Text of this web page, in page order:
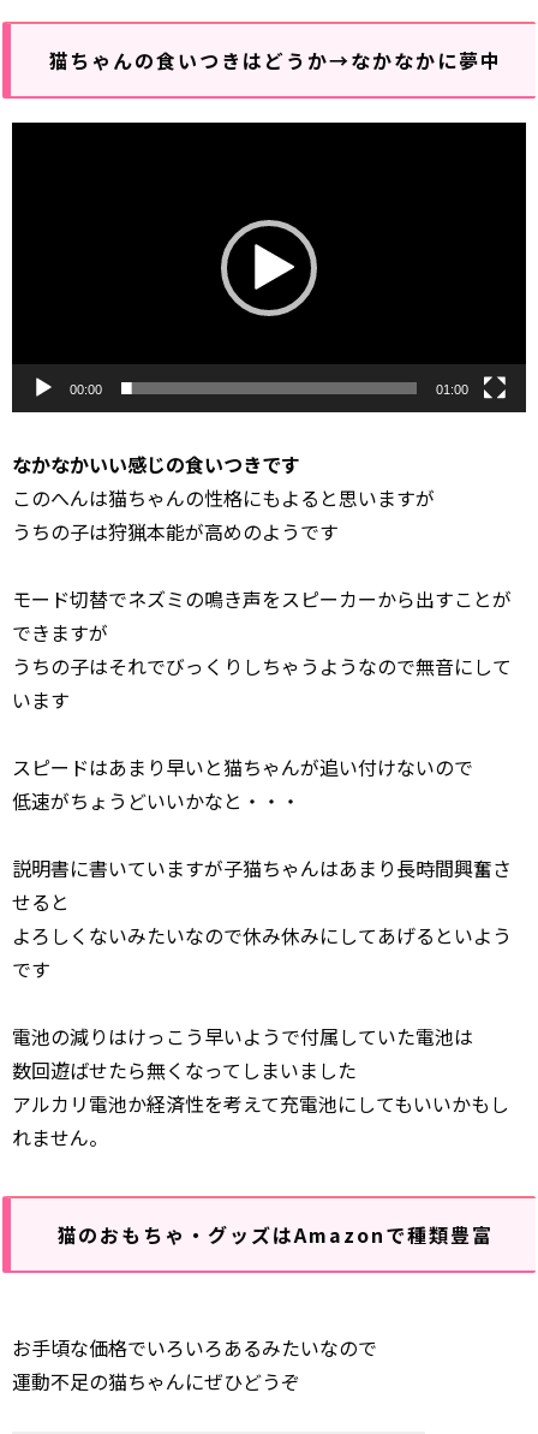
猫ちゃんの食いつきはどうか→なかなかに夢中
00:00 01:00
なかなかいい感じの食いつきです
このへんは猫ちゃんの性格にもよると思いますが
うちの子は狩猟本能が高めのようです
モード切替でネズミの鳴き声をスピーカーから出すことが
できますが
うちの子はそれでびっくりしちゃうようなので無音にして
います
スピードはあまり早いと猫ちゃんが追い付けないので
低速がちょうどいいかなと・・・
説明書に書いていますが子猫ちゃんはあまり長時間興奮さ
せると
よろしくないみたいなので休み休みにしてあげるといよう
です
電池の減りはけっこう早いようで付属していた電池は
数回遊ばせたら無くなってしまいました
アルカリ電池か経済性を考えて充電池にしてもいいかもし
れません。
猫のおもちゃ・グッズはAmazonで種類豊富
お手頃な価格でいろいろあるみたいなので
運動不足の猫ちゃんにぜひどうぞ